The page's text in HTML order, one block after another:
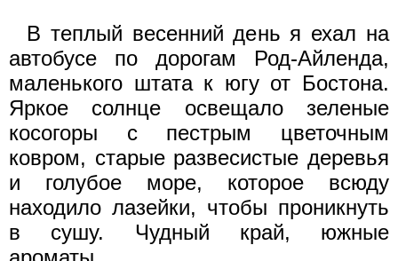
В теплый весенний день я ехал на
автобусе по дорогам Род-Айленда,
маленького штата к югу от Бостона.
Яркое солнце освещало зеленые
косогоры с пестрым цветочным
ковром, старые развесистые деревья
и голубое море, которое всюду
находило лазейки, чтобы проникнуть
в сушу. Чудный край, южные